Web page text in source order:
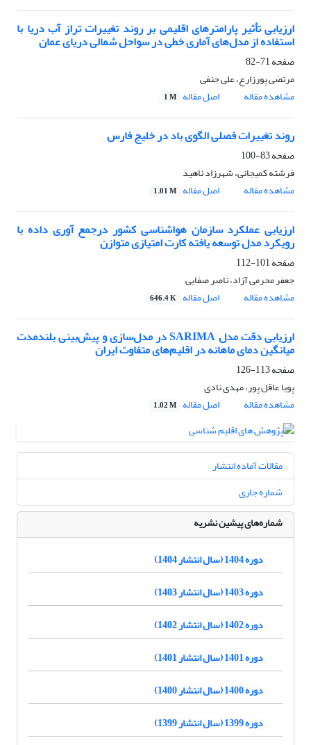
ارزیابی تأثیر پارامترهای اقلیمی بر روند تغییرات تراز آب دریا با
استفاده از مدل‌های آماری خطی در سواحل شمالی دریای عمان
صفحه71-82
مرتضی پورزارع، علی حنفی
مشاهده مقاله
اصل مقاله 1 M
روند تغییرات فصلی الگوی باد در خلیج فارس
صفحه83-100
فرشته کمیجانی، شهرزاد ناهید
مشاهده مقاله
اصل مقاله 1.01 M
ارزیابی عملکرد سازمان هواشناسی کشور درجمع آوری داده با
رویکرد مدل توسعه یافته کارت امتیازی متوازن
صفحه101-112
جعفر محرمی آزاد، ناصر صفایی
مشاهده مقاله
اصل مقاله 646.4 K
ارزیابی دقت مدل SARIMA در مدل‌سازی و پیش‌بینی بلندمدت
میانگین دمای ماهانه در اقلیم‌های متفاوت ایران
صفحه113-126
پویا عاقل پور، مهدی نادی
مشاهده مقاله
اصل مقاله 1.02 M
مقالات آماده انتشار
شماره جاری
شماره‌های پیشین نشریه
دوره 1404 (سال انتشار 1404)
دوره 1403 (سال انتشار 1403)
دوره 1402 (سال انتشار 1402)
دوره 1401 (سال انتشار 1401)
دوره 1400 (سال انتشار 1400)
دوره 1399 (سال انتشار 1399)